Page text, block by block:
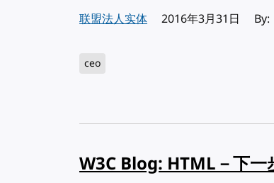
联盟法人实体 发布:
2016年3月31日
ceo
W3C Blog: HTML－下一